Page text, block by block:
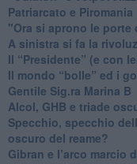
​Patriarcato e Piromania
"Ora si aprono le porte
​A sinistra si fa la
​Il “Presidente” (e con
​Il mondo “bolle” ed i
​Gentile Sig.ra Marina B
​Alcol, GHB e triade
​Specchio, specchio
oscuro del reame?
​Gibran e l’arco marcio